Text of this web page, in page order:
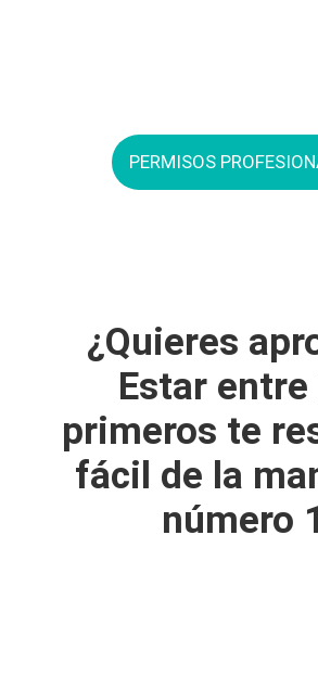
PERMISOS
¿Quieres
Estar entre
primeros te
fácil de la
número 1